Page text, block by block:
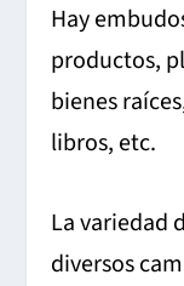
Hay
productos,
bienes
libros, etc.
La variedad
diversos